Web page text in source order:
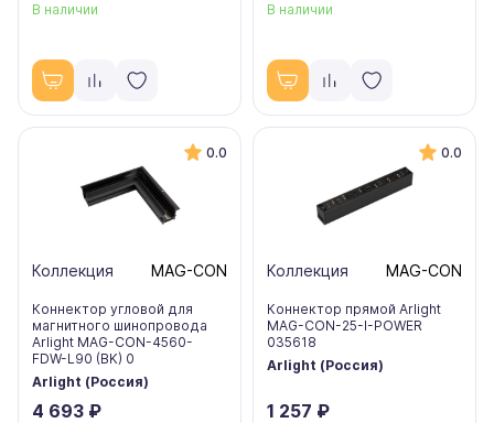
В наличии В наличии
0.0
Коллекция MAG-CON
Коннектор угловой для
магнитного шинопровода
Arlight MAG-CON-4560-
FDW-L90 (BK) 0
Arlight (Россия)
4 693 ₽
0.0
Коллекция MAG-CON
Коннектор прямой Arlight
MAG-CON-25-I-POWER
035618
Arlight (Россия)
1 257 ₽